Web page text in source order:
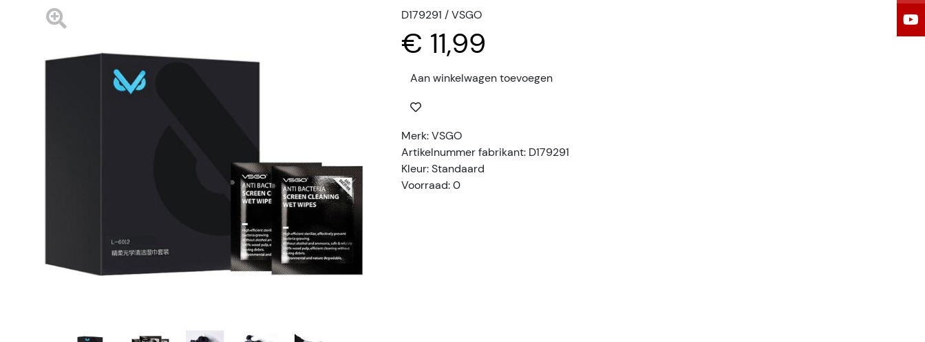
D179291 / VSGO
€ 11,99
Aan winkelwagen toevoegen
Merk: VSGO
Artikelnummer fabrikant: D179291
Kleur: Standaard
Voorraad: 0